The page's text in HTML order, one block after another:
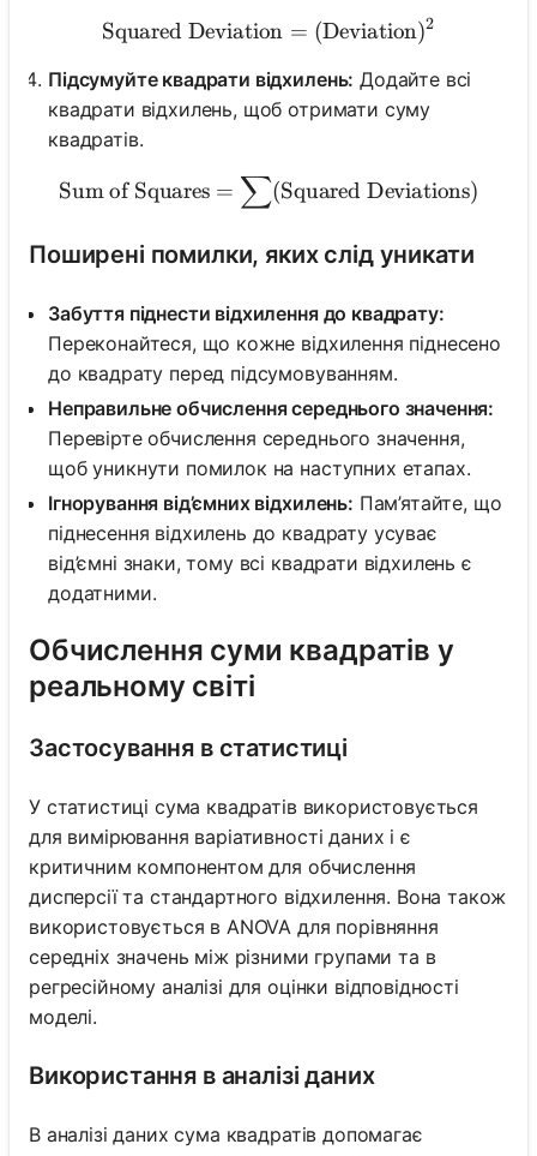
\text{Squared
Squared Deviation = (Deviation)2
Підсумуйте квадрати відхилень: Додайте всі
квадрати відхилень, щоб отримати суму
квадратів.
\text{Sum of Squares} =
Sum of Squares = ∑(Squared Deviations)
Поширені помилки, яких слід уникати
Забуття піднести відхилення до квадрату:
Переконайтеся, що кожне відхилення піднесено
до квадрату перед підсумовуванням.
Неправильне обчислення середнього значення:
Перевірте обчислення середнього значення,
щоб уникнути помилок на наступних етапах.
Ігнорування від’ємних відхилень: Пам’ятайте, що
піднесення відхилень до квадрату усуває
від’ємні знаки, тому всі квадрати відхилень є
додатними.
Обчислення суми квадратів у
реальному світі
Застосування в статистиці
У статистиці сума квадратів використовується
для вимірювання варіативності даних і є
критичним компонентом для обчислення
дисперсії та стандартного відхилення. Вона також
використовується в ANOVA для порівняння
середніх значень між різними групами та в
регресійному аналізі для оцінки відповідності
моделі.
Використання в аналізі даних
В аналізі даних сума квадратів допомагає